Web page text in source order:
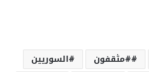
#مثقفون
السوريين